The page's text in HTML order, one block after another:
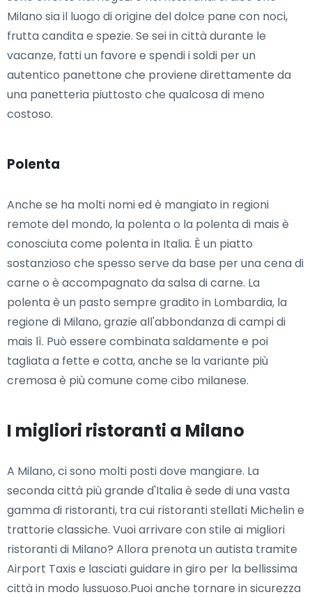
Milano sia il luogo di origine del dolce pane con noci,
frutta candita e spezie. Se sei in città durante le
vacanze, fatti un favore e spendi i soldi per un
autentico panettone che proviene direttamente da
una panetteria piuttosto che qualcosa di meno
costoso.
Polenta
Anche se ha molti nomi ed è mangiato in regioni
remote del mondo, la polenta o la polenta di mais è
conosciuta come polenta in Italia. È un piatto
sostanzioso che spesso serve da base per una cena di
carne o è accompagnato da salsa di carne. La
polenta è un pasto sempre gradito in Lombardia, la
regione di Milano, grazie all'abbondanza di campi di
mais lì. Può essere combinata saldamente e poi
tagliata a fette e cotta, anche se la variante più
cremosa è più comune come cibo milanese.
I migliori ristoranti a Milano
A Milano, ci sono molti posti dove mangiare. La
seconda città più grande d'Italia è sede di una vasta
gamma di ristoranti, tra cui ristoranti stellati Michelin e
trattorie classiche. Vuoi arrivare con stile ai migliori
ristoranti di Milano? Allora prenota un autista tramite
Airport Taxis e lasciati guidare in giro per la bellissima
città in modo lussuoso.Puoi anche tornare in sicurezza